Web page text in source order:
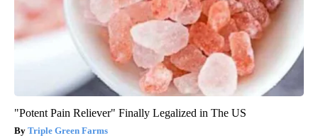
"Potent Pain Reliever" Finally Legalized in The US
Triple Green Farms